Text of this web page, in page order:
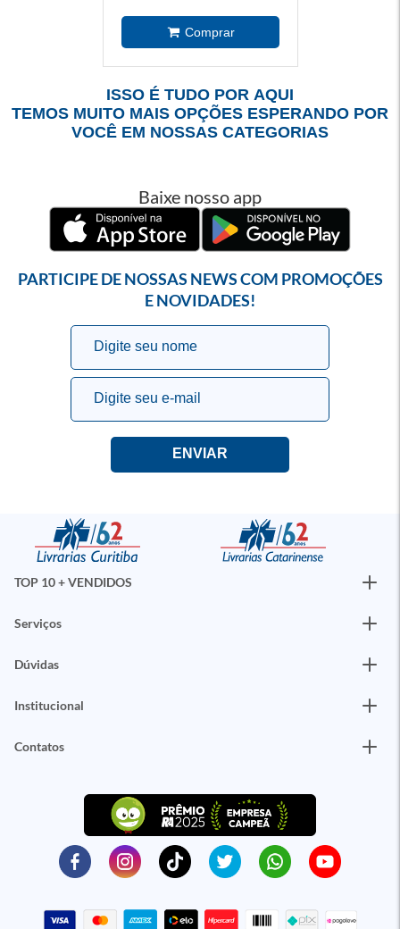
ISSO É TUDO POR AQUI
TEMOS MUITO MAIS OPÇÕES ESPERANDO POR
VOCÊ EM NOSSAS CATEGORIAS
Baixe nosso app
PARTICIPE DE NOSSAS NEWS COM PROMOÇÕES
E NOVIDADES!
TOP 10 + VENDIDOS
Serviços
Dúvidas
Institucional
Contatos